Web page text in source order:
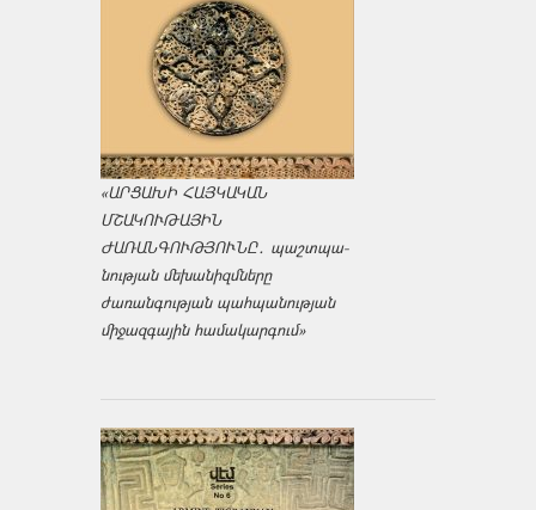
«ԱՐՑԱԽԻ ՀԱՅԿԱԿԱՆ
ՄՇԱԿՈՒԹԱՅԻՆ
ԺԱՌԱՆԳՈՒԹՅՈՒՆԸ․ պաշտպա­
նության մեխանիզմները
ժառանգության պահպանության
միջազ­գային համակարգում»